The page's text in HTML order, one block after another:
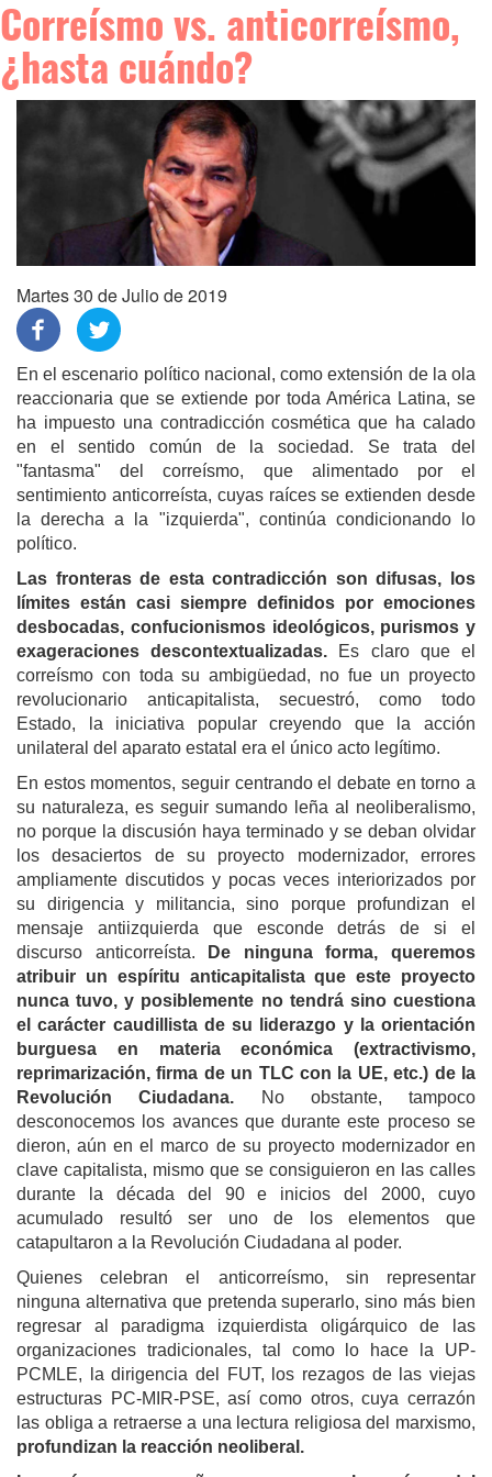
Correísmo vs. anticorreísmo,
¿hasta cuándo?
Martes 30 de Julio de 2019
En el escenario político nacional, como extensión de la ola
reaccionaria que se extiende por toda América Latina, se
ha impuesto una contradicción cosmética que ha calado
en el sentido común de la sociedad. Se trata del
"fantasma" del correísmo, que alimentado por el
sentimiento anticorreísta, cuyas raíces se extienden desde
la derecha a la "izquierda", continúa condicionando lo
político.
Las fronteras de esta contradicción son difusas, los
límites están casi siempre definidos por emociones
desbocadas, confucionismos ideológicos, purismos y
exageraciones descontextualizadas. Es claro que el
correísmo con toda su ambigüedad, no fue un proyecto
revolucionario anticapitalista, secuestró, como todo
Estado, la iniciativa popular creyendo que la acción
unilateral del aparato estatal era el único acto legítimo.
En estos momentos, seguir centrando el debate en torno a
su naturaleza, es seguir sumando leña al neoliberalismo,
no porque la discusión haya terminado y se deban olvidar
los desaciertos de su proyecto modernizador, errores
ampliamente discutidos y pocas veces interiorizados por
su dirigencia y militancia, sino porque profundizan el
mensaje antiizquierda que esconde detrás de si el
discurso anticorreísta.
De ninguna forma, queremos
atribuir un espíritu anticapitalista que este proyecto
nunca tuvo, y posiblemente no tendrá sino cuestiona
el carácter caudillista de su liderazgo y la orientación
burguesa en materia económica (extractivismo,
reprimarización, firma de un TLC con la UE, etc.) de la
Revolución Ciudadana.
No obstante, tampoco
desconocemos los avances que durante este proceso se
dieron, aún en el marco de su proyecto modernizador en
clave capitalista, mismo que se consiguieron en las calles
durante la década del 90 e inicios del 2000, cuyo
acumulado resultó ser uno de los elementos que
catapultaron a la Revolución Ciudadana al poder.
Quienes celebran el anticorreísmo, sin representar
ninguna alternativa que pretenda superarlo, sino más bien
regresar al paradigma izquierdista oligárquico de las
organizaciones tradicionales, tal como lo hace la UP-
PCMLE, la dirigencia del FUT, los rezagos de las viejas
estructuras PC-MIR-PSE, así como otros, cuya cerrazón
las obliga a retraerse a una lectura religiosa del marxismo,
profundizan la reacción neoliberal.